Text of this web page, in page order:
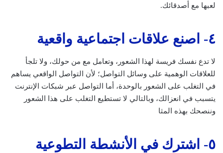
لعبها مع أصدقائك.
٤- اصنع علاقات اجتماعية واقعية
لا تدع نفسك فريسة لهذا الشعور، وتعامل مع من حولك، ولا تلجأ
للعلاقات الوهمية على وسائل التواصل؛ لأن التواصل الواقعي يساهم
في التغلب على الشعور بالوحدة، أما التواصل عبر شبكات الإنترنت
يتسبب في انعزالك، وبالتالي لا تستطيع التغلب على هذا الشعور
وننصحك بهذه المثا
٥- اشترك في الأنشطة التطوعية